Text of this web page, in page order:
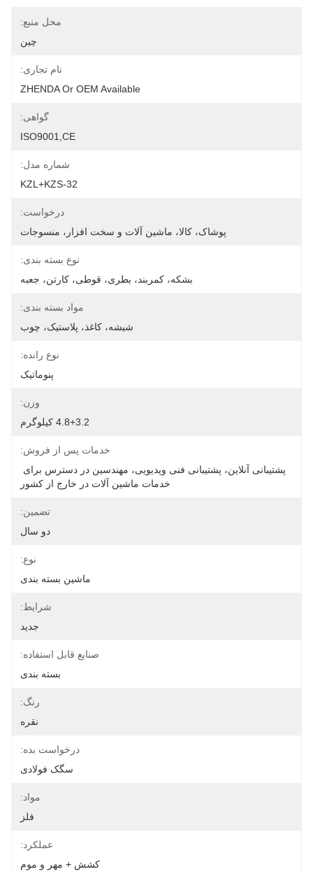
محل منبع:
چین
نام تجاری:
ZHENDA Or OEM Available
گواهی:
ISO9001,CE
شماره مدل:
KZL+KZS-32
درخواست:
پوشاک، کالا، ماشین آلات و سخت افزار، منسوجات
نوع بسته بندی:
بشکه، کمربند، بطری، قوطی، کارتن، جعبه
مواد بسته بندی:
شیشه، کاغذ، پلاستیک، چوب
نوع رانده:
پنوماتیک
وزن:
4.8+3.2 کیلوگرم
خدمات پس از فروش:
خدمات ماشین آلات در خارج از کشور
تضمین:
دو سال
نوع:
ماشین بسته بندی
شرایط:
جدید
صنایع قابل استفاده:
بسته بندی
رنگ:
نقره
درخواست بده:
سگک فولادی
مواد:
فلز
عملکرد:
کشش + مهر و موم